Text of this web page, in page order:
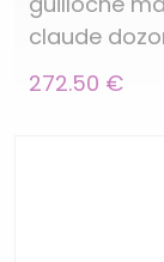
claude
272.50 €